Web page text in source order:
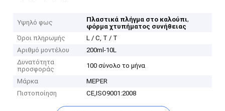
Υψηλό φως Πλαστικά πλήγμα στο καλούπι,
φόρμα χτυπήματος συνήθειας
Όροι πληρωμής
L / C, T / T
Αριθμό μοντέλου
200ml-10L
Δυνατότητα
προσφοράς
100 σύνολο το μήνα
Μάρκα
MEPER
Πιστοποίηση
CE,ISO9001:2008